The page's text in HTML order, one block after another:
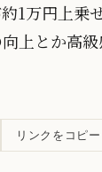
1万円上乗
上とか高
リンクをコピー